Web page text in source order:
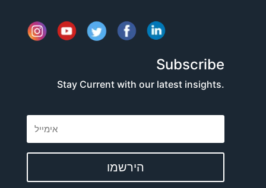
Subscribe
Stay Current with our latest insights.
הירשמו